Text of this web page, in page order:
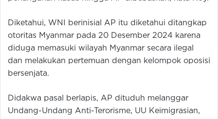
Diketahui, WNI berinisial AP itu diketahui ditangkap
otoritas Myanmar pada 20 Desember 2024 karena
diduga memasuki wilayah Myanmar secara ilegal
dan melakukan pertemuan dengan kelompok oposisi
bersenjata.
Didakwa pasal berlapis, AP dituduh melanggar
Undang-Undang Anti-Terorisme, UU Keimigrasian,